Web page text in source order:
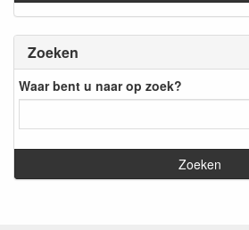
Zoeken
Waar bent u naar op zoek?